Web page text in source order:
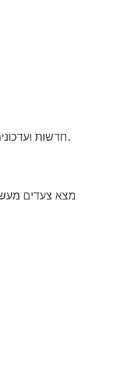
חדשות ועדכונים על בריאות עם סיכומים פשוטים, הקשר והמשמעות של שינויים עבור מטופלים והחלטות יומיומיות.
מצא צעדים